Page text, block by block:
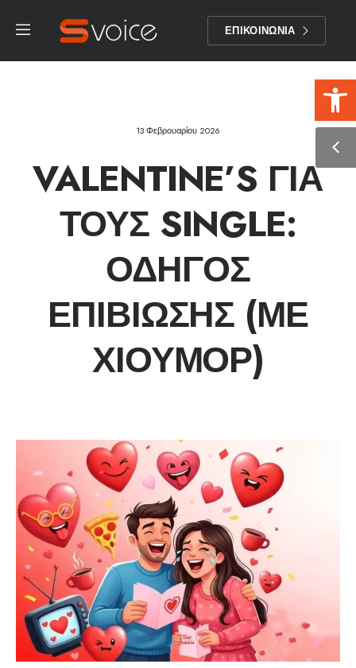
ΕΠΙΚΟΙΝΩΝΙΑ
13 Φεβρουαρίου 2026
VALENTINE’S ΓΙΑ
ΤΟΥΣ SINGLE:
ΟΔΗΓΌΣ
ΕΠΙΒΊΩΣΗΣ (ΜΕ
ΧΙΟΎΜΟΡ)